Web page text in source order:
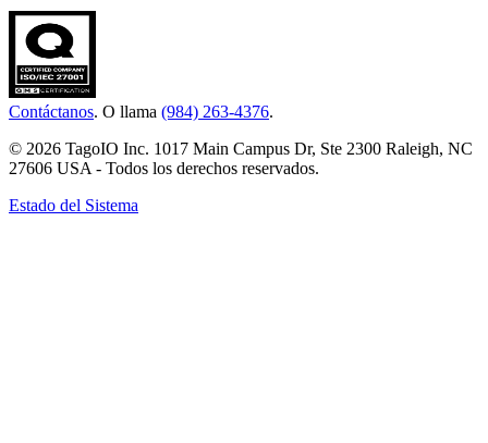
Contáctanos. O llama (984) 263-4376.
© 2026 TagoIO Inc. 1017 Main Campus Dr, Ste 2300 Raleigh, NC
27606 USA - Todos los derechos reservados.
Estado del Sistema